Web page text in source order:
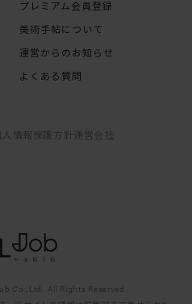
プレミアム会員登録
美術手帖について
運営からのお知らせ
よくある質問
人情報保護方針
運営会社
Co.,Ltd. All Rights Reserved.